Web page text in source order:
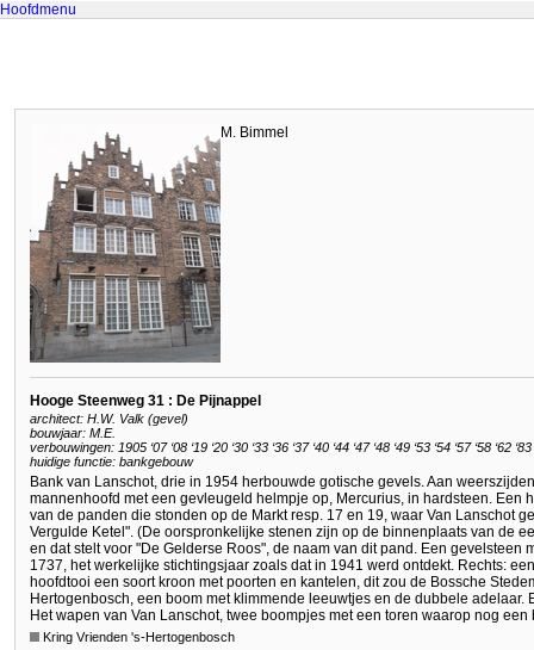
Hoofdmenu
M. Bimmel
Hooge Steenweg 31 : De Pijnappel
architect: H.W. Valk (gevel)
bouwjaar: M.E.
verbouwingen: 1905 ‘07 ‘08 ‘19 ‘20 ‘30 ‘33 ‘36 ‘37 ‘40 ‘44 ‘47 ‘48 ‘49 ‘53 ‘54 ‘57 ‘58 ‘62
huidige functie: bankgebouw
Bank van Lanschot, drie in 1954 herbouwde gotische gevels. Aan
mannenhoofd met een gevleugeld helmpje op, Mercurius, in hardsteen. Een
van de panden die stonden op de Markt resp. 17 en 19, waar Van Lanschot
Vergulde Ketel". (De oorspronkelijke stenen zijn op de binnenplaats van de
en dat stelt voor "De Gelderse Roos", de naam van dit pand. Een gevelsteen
1737, het werkelijke stichtingsjaar zoals dat in 1941 werd ontdekt. Rechts:
hoofdtooi een soort kroon met poorten en kantelen, dit zou de Bossche
Hertogenbosch, een boom met klimmende leeuwtjes en de dubbele
Het wapen van Van Lanschot, twee boompjes met een toren waarop nog een
Kring Vrienden 's-Hertogenbosch